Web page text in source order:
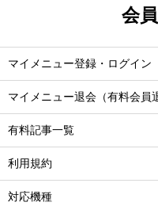
会
マイメニュー登録・ログイン
マイメニュー退会（有料会員
有料記事一覧
利用規約
対応機種